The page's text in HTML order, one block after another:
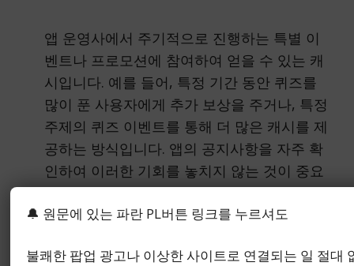
앱 운영사에서 주기적으로 진행하는 특별 이
벤트나 프로모션에 참여하여 얻을 수 있는 캐
시입니다. 예를 들어, 특정 기간 동안 퀴즈를
많이 푼 사용자에게 추가 보상을 주거나, 특정
주제의 퀴즈 이벤트를 통해 더 많은 캐시를 제
공하는 방식입니다. 앱의 공지사항을 자주 확
인하여 이러한 기회를 놓치지 않는 것이 중요
합니다.
🔔 원문에 있는 파란 PL버튼 링크를 누르셔도
불쾌한 팝업 광고나 이상한 사이트로 연결되는 일 절대